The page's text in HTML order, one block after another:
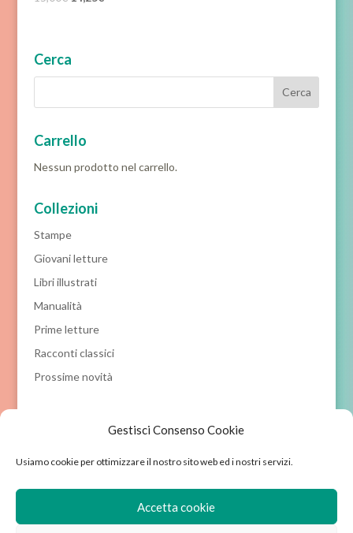
Gestisci Consenso Cookie
Usiamo cookie per ottimizzare il nostro sito web ed i nostri servizi.
Accetta cookie
15,00€.
Cerca
Carrello
Nessun prodotto nel carrello.
Collezioni
Stampe
Giovani letture
Libri illustrati
Manualità
Prime letture
Racconti classici
Prossime novità
Filtra Prezzo:10€—